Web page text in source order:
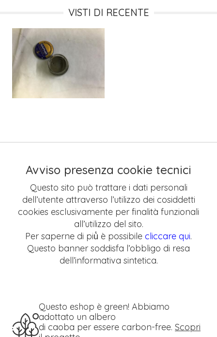
VISTI DI RECENTE
Avviso presenza cookie tecnici
Questo sito può trattare i dati personali
dell’utente attraverso l’utilizzo dei cosiddetti
cookies esclusivamente per finalità funzionali
all’utilizzo del sito.
Per saperne di più̀ è possibile cliccare qui.
Questo banner soddisfa l’obbligo di resa
dell’informativa sintetica.
Questo eshop è green! Abbiamo
adottato un albero
di caoba per essere carbon-free. Scopri